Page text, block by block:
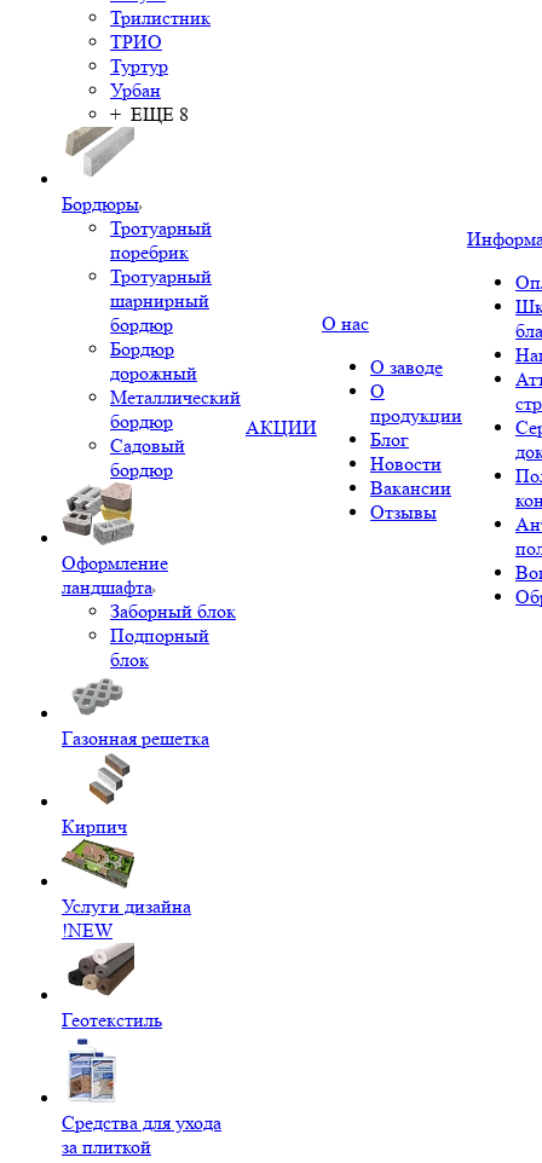
Трилистник
ТРИО
Туртур
Урбан
+ ЕЩЕ 8
Бордюры
Тротуарный
поребрик
Тротуарный
шарнирный
бордюр
Бордюр
дорожный
Металлический
бордюр
Садовый
бордюр
Оформление
ландшафта
Заборный блок
Подпорный
блок
Газонная решетка
Кирпич
Услуги дизайна
!NEW
Геотекстиль
Средства для ухода
за плиткой
АКЦИИ
О нас
О заводе
О
продукции
Блог
Новости
Вакансии
Отзывы